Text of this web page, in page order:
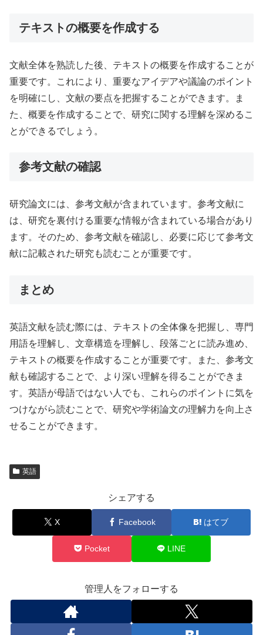
テキストの概要を作成する
文献全体を熟読した後、テキストの概要を作成することが
重要です。これにより、重要なアイデアや議論のポイント
を明確にし、文献の要点を把握することができます。ま
た、概要を作成することで、研究に関する理解を深めるこ
とができるでしょう。
参考文献の確認
研究論文には、参考文献が含まれています。参考文献に
は、研究を裏付ける重要な情報が含まれている場合があり
ます。そのため、参考文献を確認し、必要に応じて参考文
献に記載された研究も読むことが重要です。
まとめ
英語文献を読む際には、テキストの全体像を把握し、専門
用語を理解し、文章構造を理解し、段落ごとに読み進め、
テキストの概要を作成することが重要です。また、参考文
献も確認することで、より深い理解を得ることができま
す。英語が母語ではない人でも、これらのポイントに気を
つけながら読むことで、研究や学術論文の理解力を向上さ
せることができます。
英語
シェアする
X Facebook はてブ
Pocket LINE
管理人をフォローする